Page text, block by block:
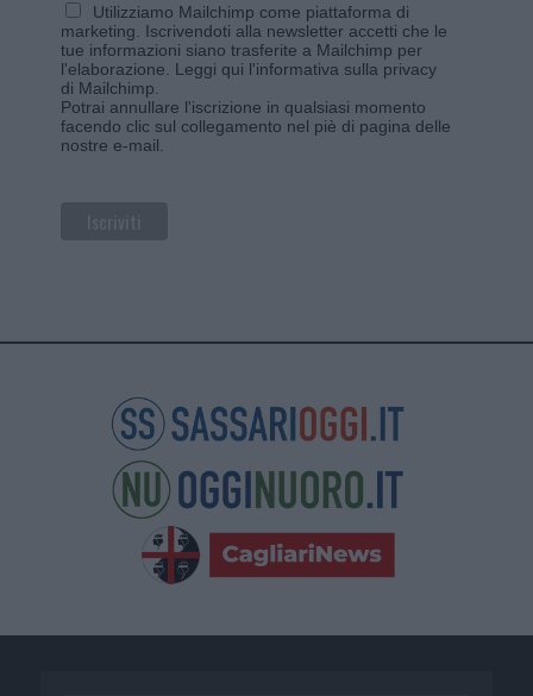
Utilizziamo Mailchimp come piattaforma di
marketing. Iscrivendoti alla newsletter accetti che le
tue informazioni siano trasferite a Mailchimp per
l'elaborazione. Leggi qui l'informativa sulla privacy
di Mailchimp
Potrai annullare l'iscrizione in qualsiasi momento
facendo clic sul collegamento nel piè di pagina delle
nostre e-mail.